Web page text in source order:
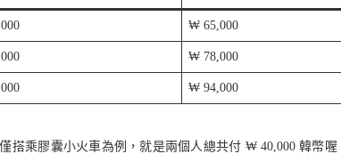
₩ 65,000
₩ 78,000
₩ 94,000
搭乘膠囊小火車為例，就是兩個人總共付 ₩ 40,000 韓幣喔